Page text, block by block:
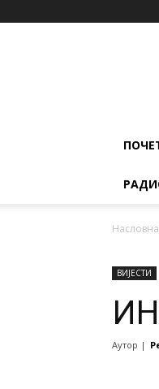
Насловна
ВИЈЕСТИ
Аутор |